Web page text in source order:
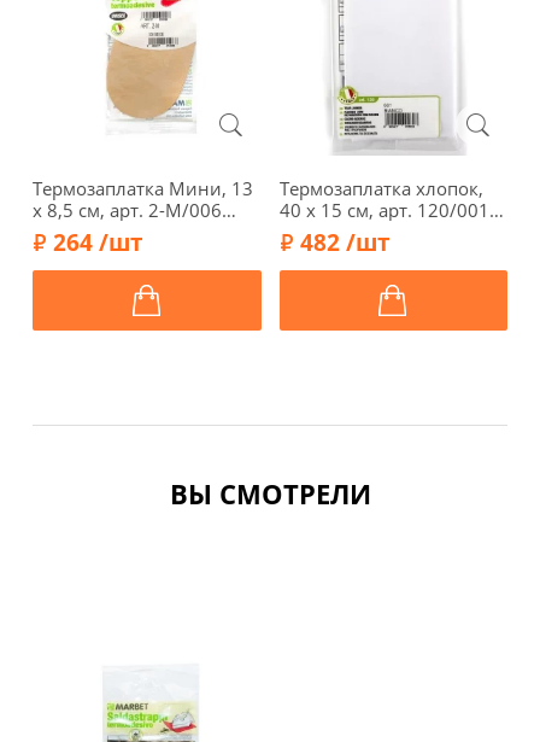
Термозаплатка Мини, 13
х 8,5 см, арт. 2-М/006
(бежевый)
264 /шт
Термозаплатка хлопок,
40 х 15 см, арт. 120/001,
белый
482 /шт
ВЫ СМОТРЕЛИ